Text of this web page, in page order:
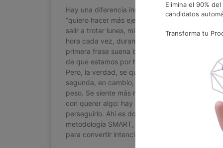
Hay una diferencia inmensa entre decir
“quiero hacer más ejercicio” y decir “voy a
salir a trotar lunes, miércoles y viernes, media
hora cada vez, durante el próximo mes”. La
primera frase suena bien. Da esa sensación
de que estamos por hacer algo importante.
Pero, la verdad, se queda en el aire. La
segunda, en cambio, tiene dirección, tiempo,
peso. Se siente más real. Y es que no basta
con querer algo: hay que saber cómo
perseguirlo. Ahí es donde aparece la
metodología SMART, esa especie de brújula
para convertir intenciones en resultados.
Elimina el 90%
candidatos
Transforma tu